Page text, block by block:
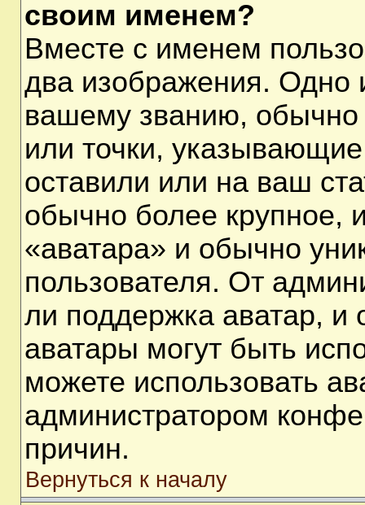
своим именем?
Вместе с именем
два изображения. Одно
вашему званию, обычно
или точки,
оставили или на ваш
обычно более крупное,
«аватара» и обычно
пользователя. От
ли поддержка аватар, и
аватары могут быть
можете использовать
администратором
причин.
Вернуться к началу